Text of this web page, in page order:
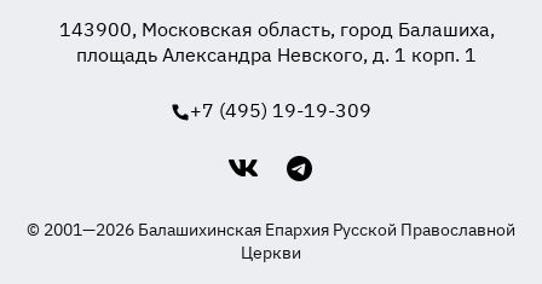
143900, Московская область, город Балашиха,
площадь Александра Невского, д. 1 корп. 1
+7 (495) 19-19-309
© 2001—2026 Балашихинская Епархия Русской Православной
Церкви